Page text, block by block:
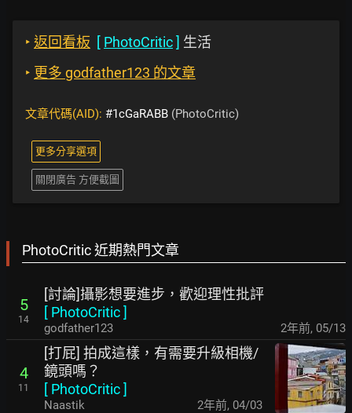
‣ 返回看板 [ PhotoCritic] 生活
‣ 更多 godfather123 的文章
文章代碼(AID): #1cGaRABB (PhotoCritic)
更多分享選項
關閉廣告 方便截圖
PhotoCritic 近期熱門文章
5
14
[討論]攝影想要進步，歡迎理性批評
[ PhotoCritic]
godfather123 2年前, 05/13
4
11
[打屁] 拍成這樣，有需要升級相機/
鏡頭嗎？
[ PhotoCritic]
Naastik 2年前, 04/03